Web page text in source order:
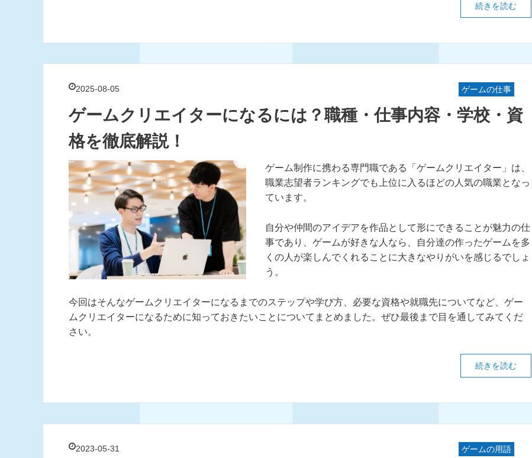
続きを読む
2025-08-05 ゲームの仕事
ゲームクリエイターになるには？職種・仕事内容・学校・資
格を徹底解説！
ゲーム制作に携わる専門職である「ゲームクリエイター」は、
職業志望者ランキングでも上位に入るほどの人気の職業となっ
ています。
自分や仲間のアイデアを作品として形にできることが魅力の仕
事であり、ゲームが好きな人なら、自分達の作ったゲームを多
くの人が楽しんでくれることに大きなやりがいを感じるでしょ
う。
今回はそんなゲームクリエイターになるまでのステップや学び方、必要な資格や就職先についてなど、ゲー
ムクリエイターになるために知っておきたいことについてまとめました。ぜひ最後まで目を通してみてくだ
さい。
続きを読む
2023-05-31 ゲームの用語